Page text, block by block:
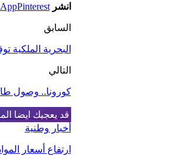
انشر Pinterest
السابق
البحرية الملكية
التالي
كورونا.. وصول طائرة
قد يعجبك ايضا
أخبار وطنية
ارتفاع أسعار